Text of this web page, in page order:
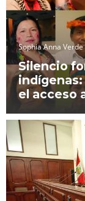
Sophia Anna
Silencio
el acceso